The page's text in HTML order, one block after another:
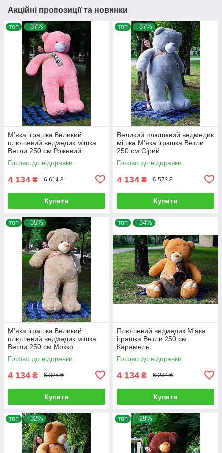
Акційні пропозиції та новинки
топ –37%
М'яка іграшка Великий
плюшевий ведмедик мішка
Ветли 250 см Рожевий
Готово до відправки
4 134 ₴ 6 614 ₴
Купити
топ –37%
Великий плюшевий ведмедик
мішка М'яка іграшка Ветли
250 см Сірий
Готово до відправки
4 134 ₴ 6 573 ₴
Купити
топ –35%
М'яка іграшка Великий
плюшевий ведмедик мішка
Ветли 250 см Мокко
Готово до відправки
4 134 ₴ 6 325 ₴
Купити
топ –34%
Плюшевий ведмедик М'яка
іграшка Ветли 250 см
Карамель
Готово до відправки
4 134 ₴ 6 284 ₴
Купити
топ –32% топ –29%